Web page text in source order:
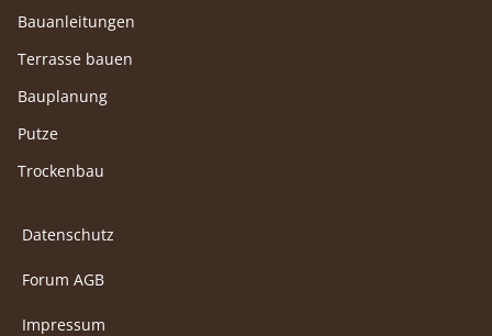
Bauanleitungen
Terrasse bauen
Bauplanung
Putze
Trockenbau
Datenschutz
Forum AGB
Impressum